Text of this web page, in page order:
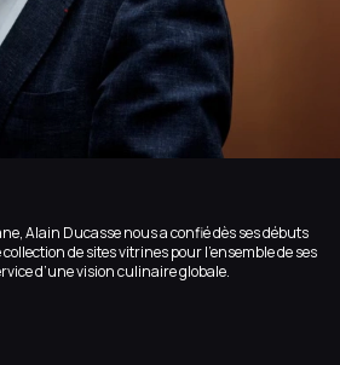
Alain Ducasse nous a confié dès ses débuts
de sites vitrines pour l’ensemble de ses
d’une vision culinaire globale.